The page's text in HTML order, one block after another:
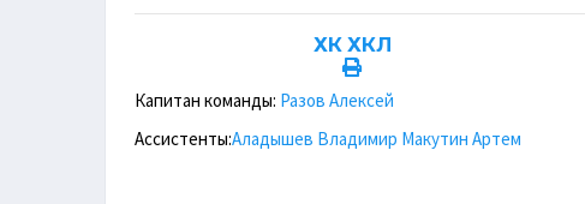
ХК ХКЛ
Капитан команды: Разов Алексей
Ассистенты:Аладышев Владимир Макутин Артем